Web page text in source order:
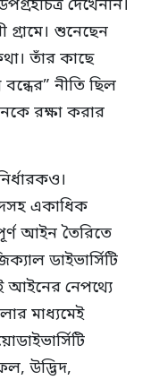
দেখেননি।
শুনেছেন
তাঁর কাছে
নীতি ছিল
রক্ষা করার
একাধিক
আইন তৈরিতে
ডাইভার্সিটি
আইনের নেপথ্যে
মাধ্যমেই
উদ্ভিদ,